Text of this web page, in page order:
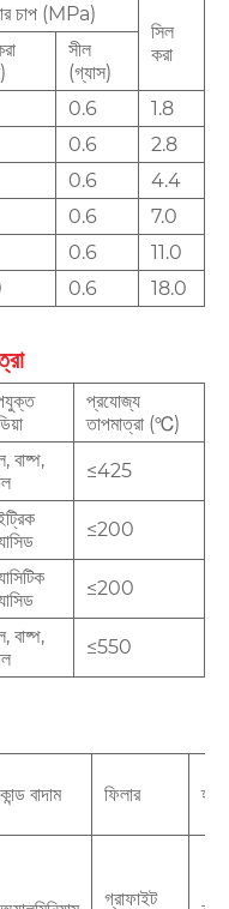
চাপ (MPa)
সিল
করা
সীল
(গ্যাস)
0.6
1.8
0.6
2.8
0.6
4.4
0.6
7.0
0.6
11.0
0.6 18.0
প্রযোজ্য
তাপমাত্রা (℃)
বাষ্প,
≤425
≤200
≤200
বাষ্প,
≤550
কান্ড বাদাম ফিলার
গ্রাফাইট